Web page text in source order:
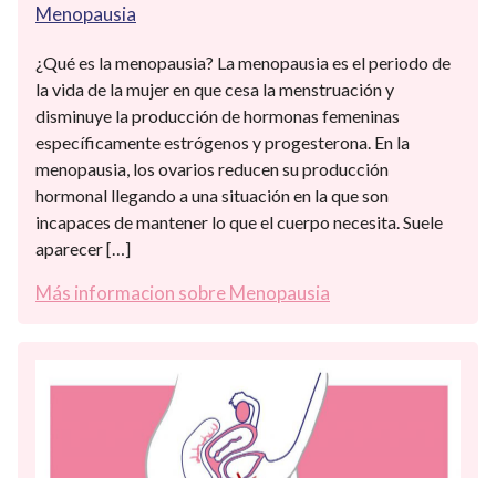
Menopausia
¿Qué es la menopausia? La menopausia es el periodo de
la vida de la mujer en que cesa la menstruación y
disminuye la producción de hormonas femeninas
específicamente estrógenos y progesterona. En la
menopausia, los ovarios reducen su producción
hormonal llegando a una situación en la que son
incapaces de mantener lo que el cuerpo necesita. Suele
aparecer […]
Más informacion sobre Menopausia